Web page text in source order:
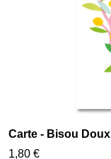
Carte - Bisou Doux
1,80 €